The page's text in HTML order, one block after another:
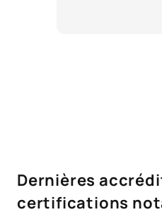
Dernières
certifications